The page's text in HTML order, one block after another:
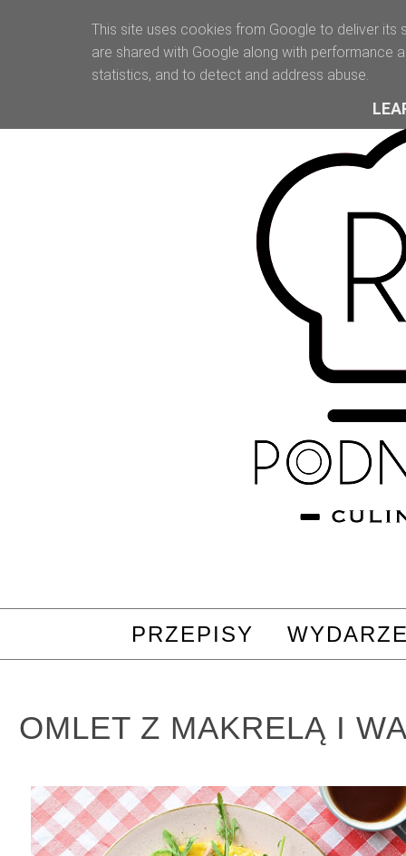
PRZEPISY
OMLET Z MAKRELĄ I
This site uses cookies from Google to deliver its
are shared with Google along with performance
statistics, and to detect and address abuse.